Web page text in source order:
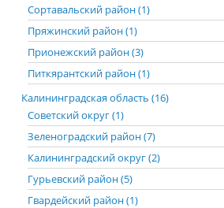
Сортавальский район (1)
Пряжинский район (1)
Прионежский район (3)
Питкярантский район (1)
Калининградская область (16)
Советский округ (1)
Зеленоградский район (7)
Калининградский округ (2)
Гурьевский район (5)
Гвардейский район (1)